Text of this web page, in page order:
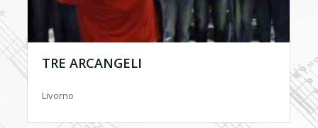
TRE ARCANGELI
Livorno